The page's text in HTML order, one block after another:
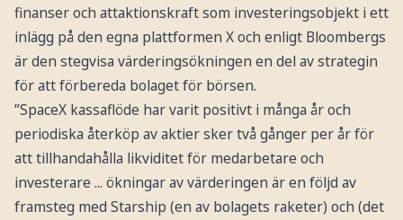
finanser och attaktionskraft som investeringsobjekt i ett
inlägg på den egna plattformen X och enligt Bloombergs
är den stegvisa värderingsökningen en del av strategin
för att förbereda bolaget för börsen.
”SpaceX kassaflöde har varit positivt i många år och
periodiska återköp av aktier sker två gånger per år för
att tillhandahålla likviditet för medarbetare och
investerare ... ökningar av värderingen är en följd av
framsteg med Starship (en av bolagets raketer) och (det